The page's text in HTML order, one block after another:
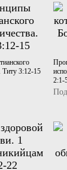
Титу 3:12-15
2:1-